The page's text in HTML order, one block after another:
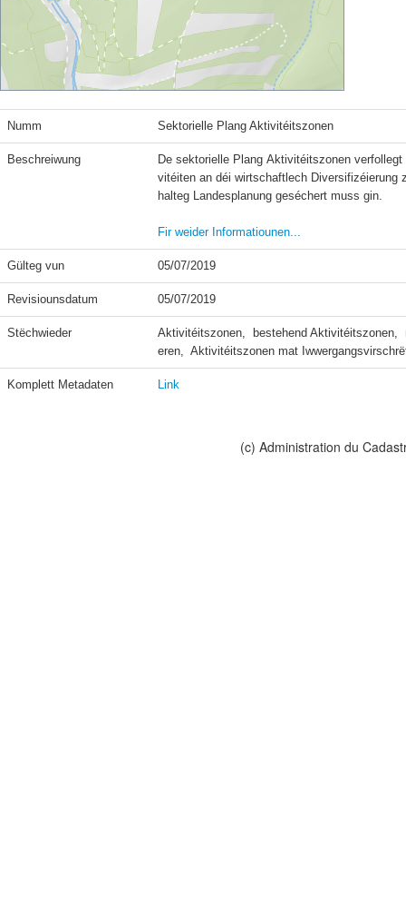
Numm Sektorielle Plang Aktivitéitszonen
Beschreiwung
De sektorielle Plang Aktivitéitszonen
vitéiten an déi wirtschaftlech Diversifizéierung
halteg Landesplanung geséchert muss gin.
Fir weider Informatiounen...
Gülteg vun 05/07/2019
Revisiounsdatum 05/07/2019
Stëchwieder
Aktivitéitszonen,  bestehend Aktivitéitszonen,
eren,  Aktivitéitszonen mat
Komplett Metadaten Link
(c) Administration du